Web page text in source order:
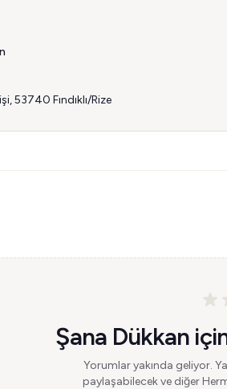
53740 Fındıklı/Rize
Şana Dükkan
Yorumlar yakında geliyor.
paylaşabilecek ve diğer